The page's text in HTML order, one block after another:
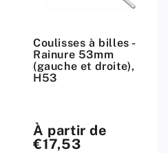
Coulisses à billes -
Rainure 53mm
(gauche et droite),
H53
Prix
standard
À partir de
€17,53